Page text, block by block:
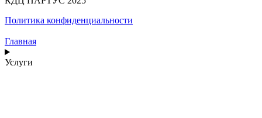
Политика конфиденциальности
Главная
Услуги